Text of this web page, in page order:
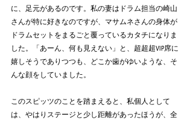
に、足元があるのです。私の妻はドラム担当の崎山
さんが特に好きなのですが、マサムネさんの身体が
ドラムセットをまるごと覆っているカタチになりま
した。「あーん、何も見えない」と、超超超VIP席に
嬉しそうでありつつも、どこか歯がゆいような、そ
んな顔をしていました。
このスピッツのことを踏まえると、私個人として
は、やはりステージと少し距離があったほうが、全